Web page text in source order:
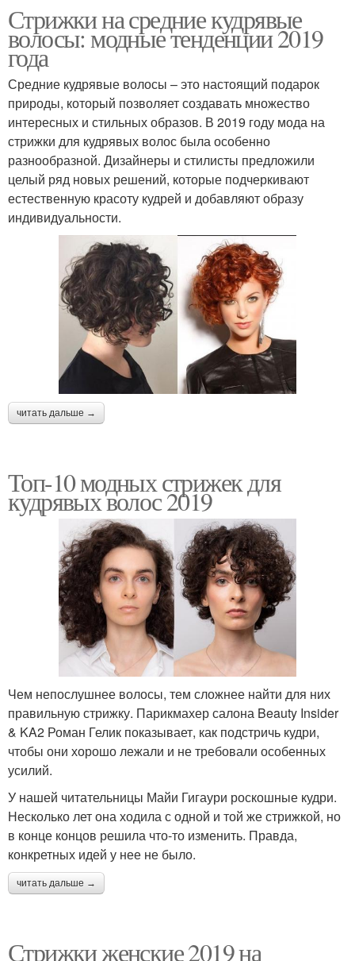
Стрижки на средние кудрявые
волосы: модные тенденции 2019
года
Средние кудрявые волосы – это настоящий подарок
природы, который позволяет создавать множество
интересных и стильных образов. В 2019 году мода на
стрижки для кудрявых волос была особенно
разнообразной. Дизайнеры и стилисты предложили
целый ряд новых решений, которые подчеркивают
естественную красоту кудрей и добавляют образу
индивидуальности.
читать дальше →
Топ-10 модных стрижек для
кудрявых волос 2019
Чем непослушнее волосы, тем сложнее найти для них
правильную стрижку. Парикмахер салона Beauty Insider
& KA2 Роман Гелик показывает, как подстричь кудри,
чтобы они хорошо лежали и не требовали особенных
усилий.
У нашей читательницы Майи Гигаури роскошные кудри.
Несколько лет она ходила с одной и той же стрижкой, но
в конце концов решила что-то изменить. Правда,
конкретных идей у нее не было.
читать дальше →
Стрижки женские 2019 на